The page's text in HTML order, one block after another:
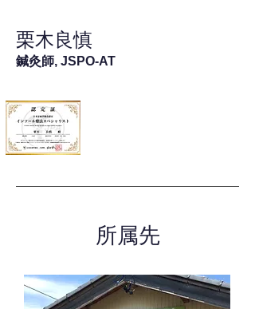
栗木良慎
鍼灸師, JSPO-AT
所属先